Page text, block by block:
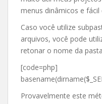
menus dinâmicos e fácil
Caso você utilize
arquivos, você pode
retonar o nome da
[code=php]
Provavelmente este